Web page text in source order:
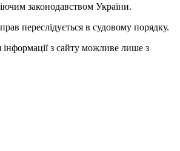
законодавством України.
переслідується в судовому порядку.
інформації з сайту можливе лише з